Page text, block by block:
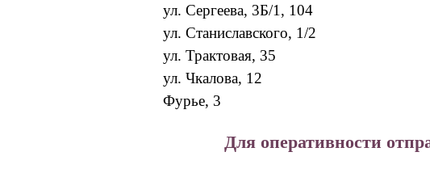
ул. Сергеева, 3Б/1, 104
ул. Станиславского, 1/2
ул. Трактовая, 35
ул. Чкалова, 12
Фурье, 3
Для оперативности